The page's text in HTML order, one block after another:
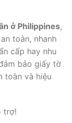
ở Philippines,
toàn, nhanh
cấp hay nhu
bảo giấy tờ
toàn và hiệu
trợ!